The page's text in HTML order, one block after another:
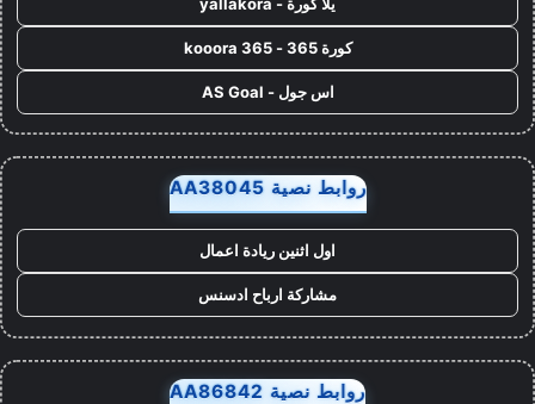
كورة 365 - kooora 365
اس جول - AS Goal
روابط نصية AA38045
اول اثنين ريادة اعمال
مشاركة ارباح ادسنس
روابط نصية AA86842